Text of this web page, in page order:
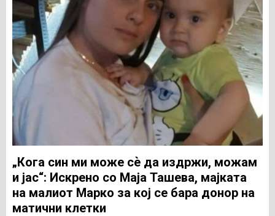
„Кога син ми може сѐ да издржи, можам
и јас“: Искрено со Маја Ташева, мајката
на малиот Марко за кој се бара донор на
матични клетки